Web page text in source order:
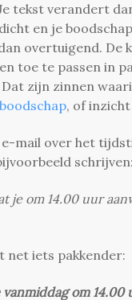
tekst verandert
en je
overtuigend. De
toe te passen in
zijn zinnen
, of
e-mail over het
schrijven:
je om 14.00 uur
net iets pakkender:
om 14.00